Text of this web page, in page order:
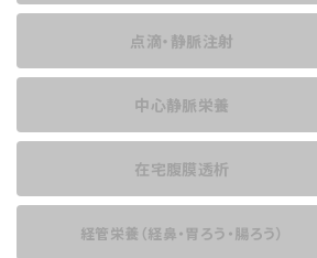
点滴・静脈注射
中心静脈栄養
在宅腹膜透析
経管栄養 （経鼻・胃ろう・腸ろう）